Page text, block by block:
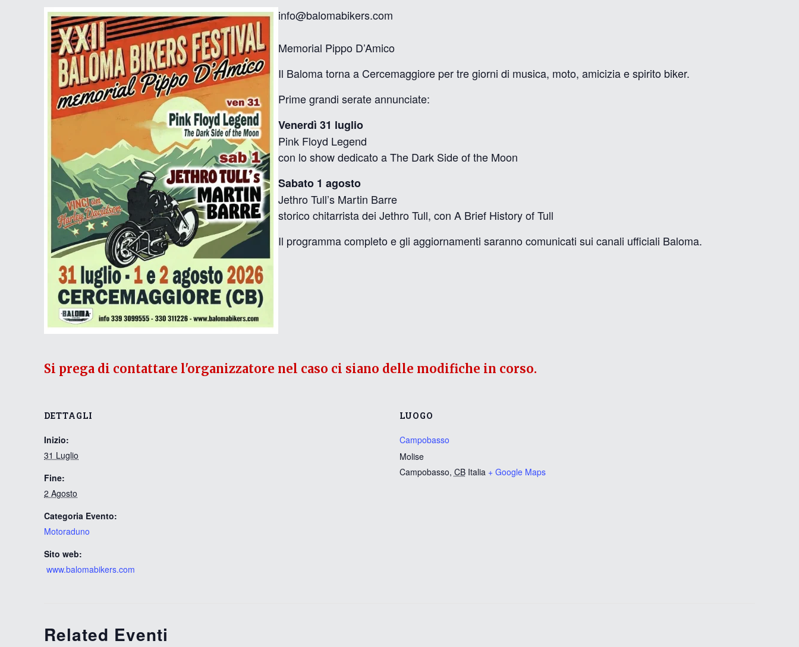
info@balomabikers.com
Memorial Pippo D’Amico
Il Baloma torna a Cercemaggiore per tre giorni di musica, moto, amicizia e spirito biker.
Prime grandi serate annunciate:
Venerdì 31 luglio
Pink Floyd Legend
con lo show dedicato a The Dark Side of the Moon
Sabato 1 agosto
Jethro Tull’s Martin Barre
storico chitarrista dei Jethro Tull, con A Brief History of Tull
Il programma completo e gli aggiornamenti saranno comunicati sui canali ufficiali Baloma.
DETTAGLI
Inizio:
31 Luglio
Fine:
2 Agosto
Categoria Evento:
Motoraduno
Sito web:
www.balomabikers.com
LUOGO
Campobasso
Molise
Campobasso, CB Italia + Google Maps
Related Eventi
Si prega di contattare l'organizzatore nel caso ci siano delle modifiche in corso.